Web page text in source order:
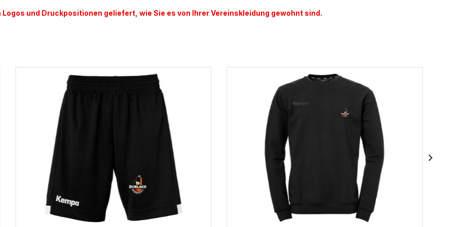
und Druckpositionen geliefert, wie Sie es von Ihrer Vereinskleidung gewohnt sind.